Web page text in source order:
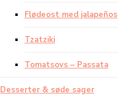
Flødeost med jalapeños
Tzatziki
Tomatsovs – Passata
Desserter & søde sager